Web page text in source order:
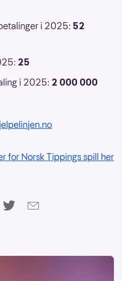
i 2025: 52
25
i 2025: 2 000 000
for Norsk Tippings spill her